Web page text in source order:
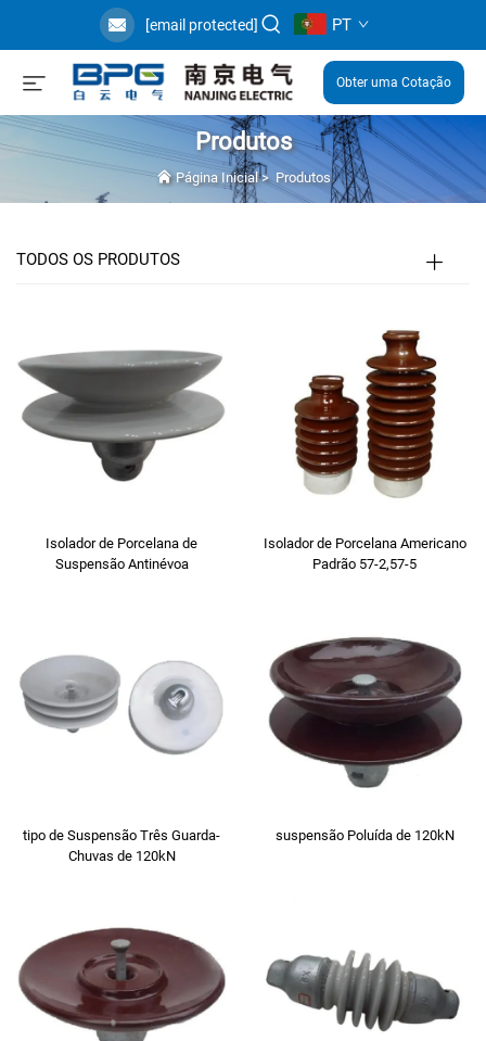
[email protected] PT
Obter uma Cotação
Produtos
Página Inicial> Produtos
TODOS OS PRODUTOS
Isolador de Porcelana de
Suspensão Antinévoa
Isolador de Porcelana Americano
Padrão 57-2,57-5
tipo de Suspensão Três Guarda-
Chuvas de 120kN
suspensão Poluída de 120kN